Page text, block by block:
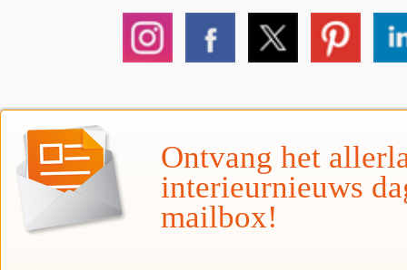
Ontvang het
interieurnieuws
mailbox!